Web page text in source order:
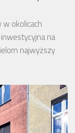
w okolicach
na
najwyższy